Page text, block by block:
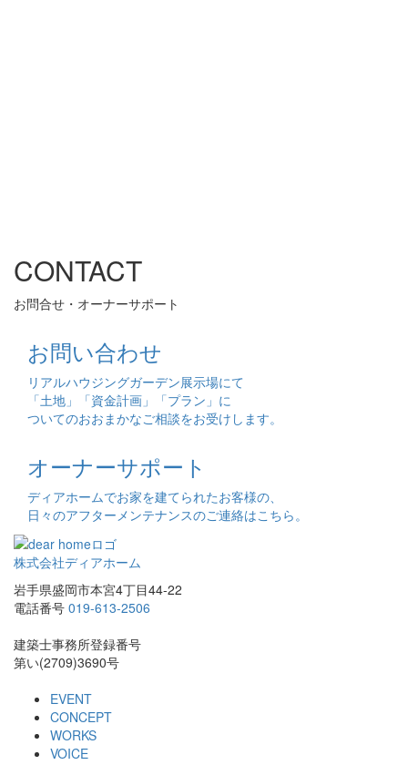
CONTACT
お問合せ・オーナーサポート
お問い合わせ
リアルハウジングガーデン展示場にて
「土地」「資金計画」「プラン」に
ついてのおおまかなご相談をお受けします。
オーナーサポート
ディアホームでお家を建てられたお客様の、
日々のアフターメンテナンスのご連絡はこちら。
株式会社ディアホーム
岩手県盛岡市本宮4丁目44-22
電話番号 019-613-2506
建築士事務所登録番号
第い(2709)3690号
EVENT
CONCEPT
WORKS
VOICE